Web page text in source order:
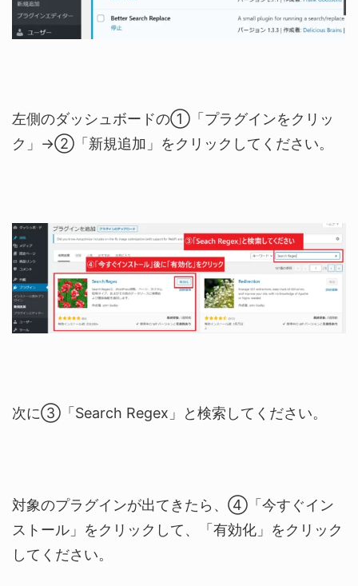
左側のダッシュボードの①「プラグインをクリッ
ク」→②「新規追加」をクリックしてください。
次に③「Search Regex」と検索してください。
対象のプラグインが出てきたら、④「今すぐイン
ストール」をクリックして、「有効化」をクリック
してください。